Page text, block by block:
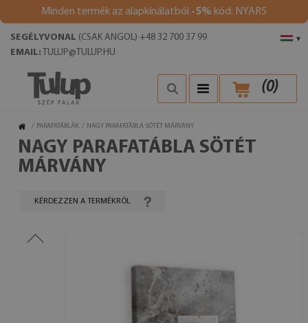
Minden termék az alapkínálatból -5% kód: NYAR5
▾
SEGÉLYVONAL (CSAK ANGOL) +48 32 700 37 99
EMAIL: TULUP@TULUP.HU
(0)
/ PARAFATÁBLÁK / NAGY PARAFATÁBLA SÖTÉT MÁRVÁNY
NAGY PARAFATÁBLA SÖTÉT
MÁRVÁNY
KÉRDEZZEN A TERMÉKRŐL